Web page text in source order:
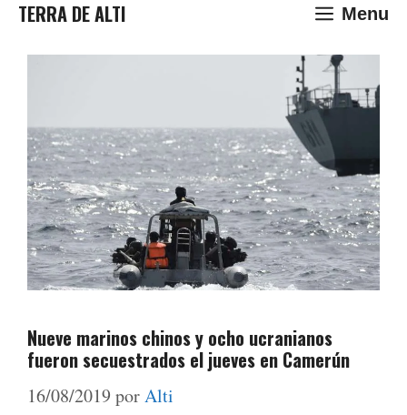
SaltarTERRA DE ALTI Menu
Nueve marinos chinos y ocho ucranianos
fueron secuestrados el jueves en Camerún
16/08/2019 porAlti